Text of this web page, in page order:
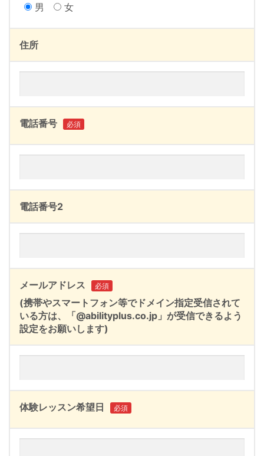
男 女
住所
電話番号 必須
電話番号2
メールアドレス 必須
(携帯やスマートフォン等でドメイン指定受信されて
いる方は、「@abilityplus.co.jp」が受信できるよう
設定をお願いします)
体験レッスン希望日 必須